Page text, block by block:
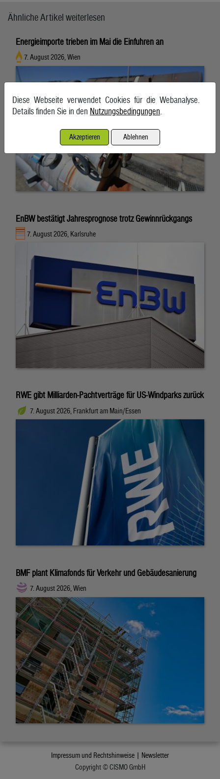
Ähnliche Artikel weiterlesen
Energieimporte trieben im Mai die Einfuhren an
7. August 2026, Wien
EnBW bestätigt Jahresprognose trotz Gewinnrückgangs
7. August 2026, Karlsruhe
RWE gibt Milliarden-Pachtverträge für US-Windparks zurück
7. August 2026, Frankfurt am Main/Essen
BMF plant Klimafonds für Verkehr und Gebäudesanierung
7. August 2026, Wien
Impressum und Rechtshinweise | Newsletter
Copyright © CISMO GmbH
Diese Webseite verwendet Cookies für die Webanalyse.
Details finden Sie in den Nutzungsbedingungen.
Akzeptieren Ablehnen